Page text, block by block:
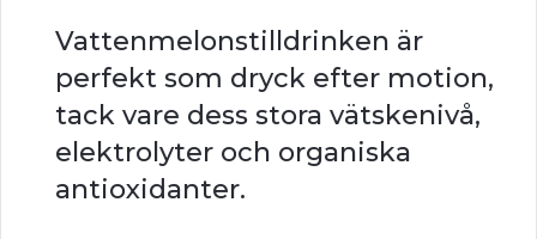
Vattenmelonstilldrinken är
perfekt som dryck efter motion,
tack vare dess stora vätskenivå,
elektrolyter och organiska
antioxidanter.